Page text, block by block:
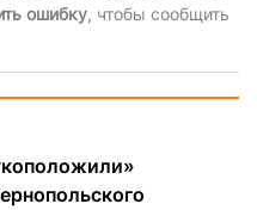
ошибку, чтобы сообщить